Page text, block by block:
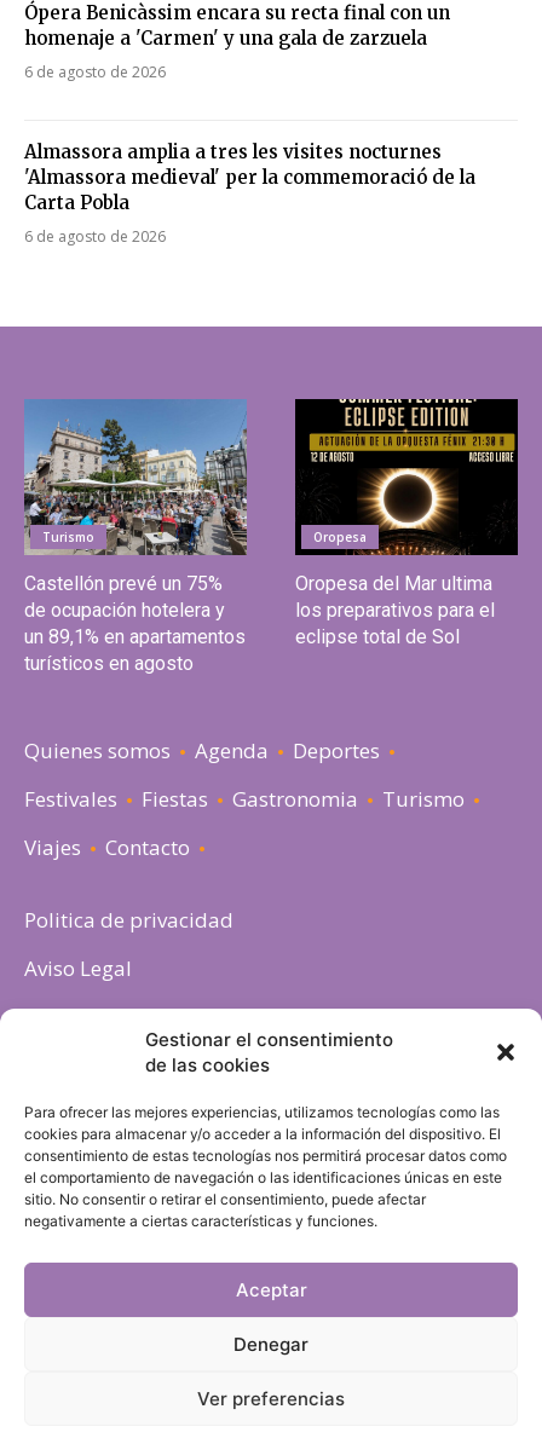
Gestionar el consentimiento
de las cookies
Para ofrecer las mejores experiencias, utilizamos tecnologías como las
cookies para almacenar y/o acceder a la información del dispositivo. El
consentimiento de estas tecnologías nos permitirá procesar datos como
el comportamiento de navegación o las identificaciones únicas en este
sitio. No consentir o retirar el consentimiento, puede afectar
negativamente a ciertas características y funciones.
Aceptar
Denegar
Ver preferencias
Ópera Benicàssim encara su recta final con un
homenaje a 'Carmen' y una gala de zarzuela
6 de agosto de 2026
Almassora amplia a tres les visites nocturnes
'Almassora medieval' per la commemoració de la
Carta Pobla
6 de agosto de 2026
Turismo
Castellón prevé un 75%
de ocupación hotelera y
un 89,1% en apartamentos
turísticos en agosto
Oropesa
Oropesa del Mar ultima
los preparativos para el
eclipse total de Sol
Quienes somos Agenda
Deportes
Festivales
Fiestas Gastronomia
Turismo
Viajes
Contacto
Politica de privacidad
Aviso Legal
Política de cookies